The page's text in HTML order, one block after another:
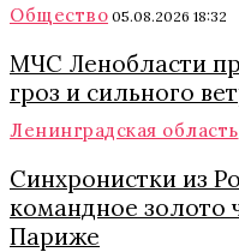
Общество 05.08.2026 18:32
МЧС Ленобласти
гроз и сильного
Ленинградская область
Синхронистки из
командное золото
Париже